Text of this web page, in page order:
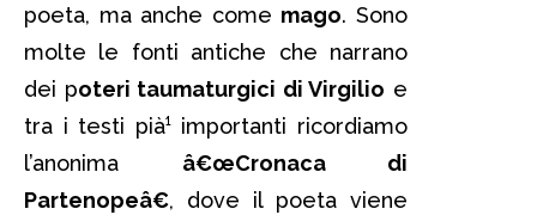
poeta, ma anche come mago. Sono
molte le fonti antiche che narrano
dei poteri taumaturgici di Virgilio e
tra i testi pià¹ importanti ricordiamo
l’anonima â€œCronaca di
Partenopeâ€, dove il poeta viene